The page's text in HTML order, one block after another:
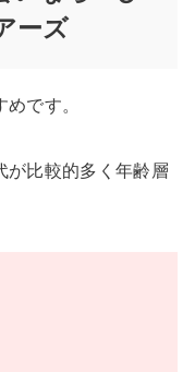
ーズ
です。
が比較的多く年齢層